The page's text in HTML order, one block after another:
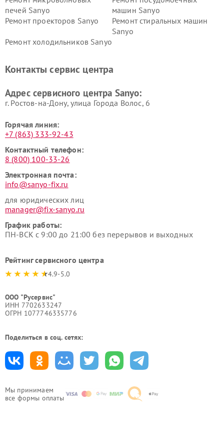
Мы принимаем
все формы оплаты
печей Sanyo
машин Sanyo
Ремонт проекторов Sanyo
Ремонт стиральных машин
Sanyo
Ремонт холодильников Sanyo
Контакты сервис центра
Адрес сервисного центра Sanyo:
г. Ростов-на-Дону, улица Города Волос, 6
Горячая линия:
+7 (863) 333-92-43
Контактный телефон:
8 (800) 100-33-26
Электронная почта:
info@sanyo-fix.ru
для юридических лиц
manager@fix-sanyo.ru
График работы:
ПН-ВСК с 9:00 до 21:00 без перерывов и выходных
Рейтинг сервисного центра
4.9-5.0
ООО "Русервис"
ИНН 7702633247
ОГРН 1077746335776
Поделиться в соц. сетях: